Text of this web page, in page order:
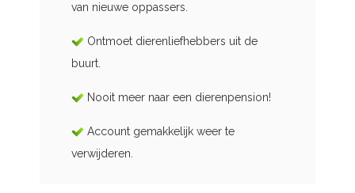
van nieuwe oppassers.
Ontmoet dierenliefhebbers uit de
buurt.
Nooit meer naar een dierenpension!
Account gemakkelijk weer te
verwijderen.